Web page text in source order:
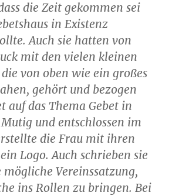
die Zeit gekommen sei
in Existenz
Auch sie hatten von
mit den vielen kleinen
von oben wie ein großes
gehört und bezogen
auf das Thema Gebet in
und entschlossen im
die Frau mit ihren
Logo. Auch schrieben sie
mögliche Vereinssatzung,
ins Rollen zu bringen. Bei